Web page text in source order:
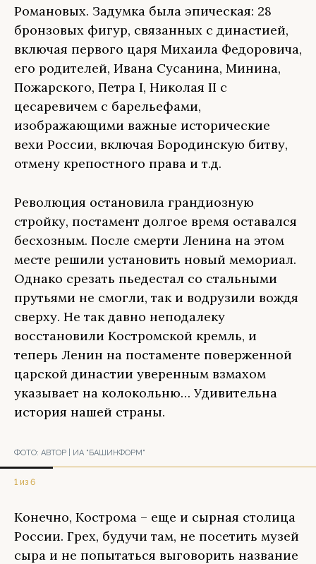
Романовых. Задумка была эпическая: 28
бронзовых фигур, связанных с династией,
включая первого царя Михаила Федоровича,
его родителей, Ивана Сусанина, Минина,
Пожарского, Петра I, Николая II с
цесаревичем с барельефами,
изображающими важные исторические
вехи России, включая Бородинскую битву,
отмену крепостного права и т.д.
Революция остановила грандиозную
стройку, постамент долгое время оставался
бесхозным. После смерти Ленина на этом
месте решили установить новый мемориал.
Однако срезать пьедестал со стальными
прутьями не смогли, так и водрузили вождя
сверху. Не так давно неподалеку
восстановили Костромской кремль, и
теперь Ленин на постаменте поверженной
царской династии уверенным взмахом
указывает на колокольню… Удивительна
история нашей страны.
ФОТО: АВТОР | ИА "БАШИНФОРМ"
1 из 6
Конечно, Кострома – еще и сырная столица
России. Грех, будучи там, не посетить музей
сыра и не попытаться выговорить название